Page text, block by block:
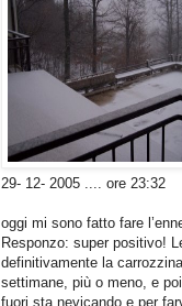
29- 12- 2005 .... ore 23:32
oggi mi sono fatto fare
Responzo: super positivo!
definitivamente la
settimane, più o meno, e
fuori sta nevicando e per